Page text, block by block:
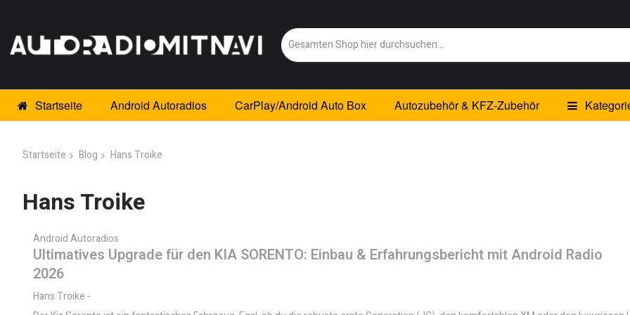
Startseite Android Autoradios CarPlay/Android Auto Box Autozubehör & KFZ-Zubehör
Startseite Blog Hans Troike
Hans Troike
Android Autoradios
Ultimatives Upgrade für den KIA SORENTO: Einbau & Erfahrungsbericht mit Android Radio
2026
Hans Troike -